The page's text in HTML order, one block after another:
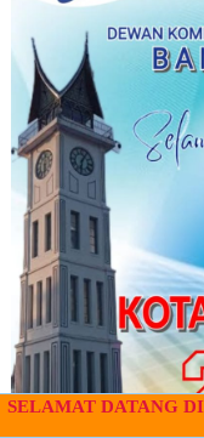
SELAMAT DATANG DI